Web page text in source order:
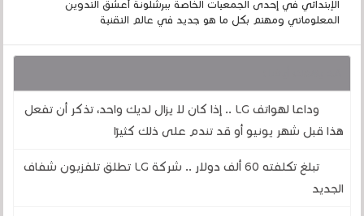
الإبتدائي في إحدى الجمعيات الخاصة ببرشلونة أعشق التدوين
المعلوماتي ومهتم بكل ما هو جديد في عالم التقنية
وداعا لهواتف LG .. إذا كان لا يزال لديك واحد، تذكر أن تفعل
هذا قبل شهر يونيو أو قد تندم على ذلك كثيرًا
تبلغ تكلفته 60 ألف دولار .. شركة LG تطلق تلفزيون شفاف
الجديد